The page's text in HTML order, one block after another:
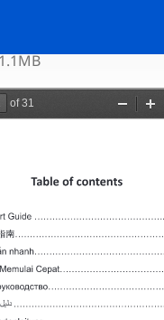
Installation Guide